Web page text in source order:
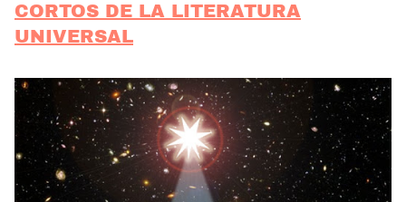
CORTOS DE LA LITERATURA
UNIVERSAL